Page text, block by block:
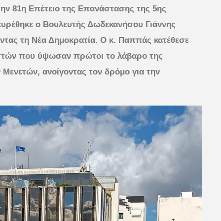
81η Επέτειο της Επανάστασης της 5ης
ο Βουλευτής Δωδεκανήσου Γιάννης
τη Νέα Δημοκρατία. Ο κ. Παππάς κατέθεσε
που ύψωσαν πρώτοι το λάβαρο της
ανοίγοντας τον δρόμο για την